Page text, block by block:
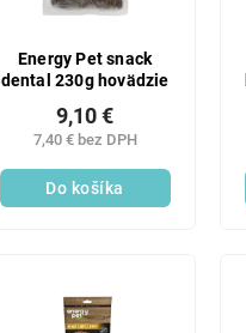
Energy Pet snack
dental 230g hovädzie
7,40 € bez DPH
9,10 €
Do košíka